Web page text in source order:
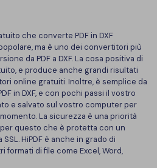
che converte PDF in DXF
ma è uno dei convertitori più
da PDF a DXF. La cosa positiva di
e produce anche grandi risultati
online gratuiti. Inoltre, è semplice da
in DXF, e con pochi passi il vostro
e salvato sul vostro computer per
La sicurezza è una priorità
questo che è protetta con un
HiPDF è anche in grado di
formati di file come Excel, Word,